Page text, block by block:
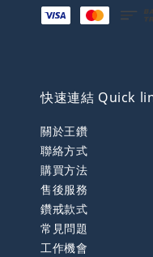
快速連結 Quick
關於王鑽
聯絡方式
購買方法
售後服務
鑽戒款式
常見問題
工作機會